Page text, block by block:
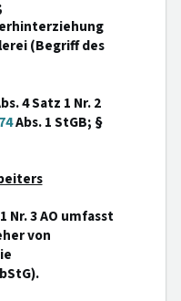
(Begriff des
4 Satz 1 Nr. 2
Abs. 1 StGB; §
Nr. 3 AO umfasst
von